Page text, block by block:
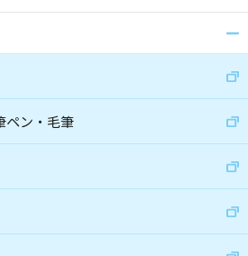
ペン・毛筆